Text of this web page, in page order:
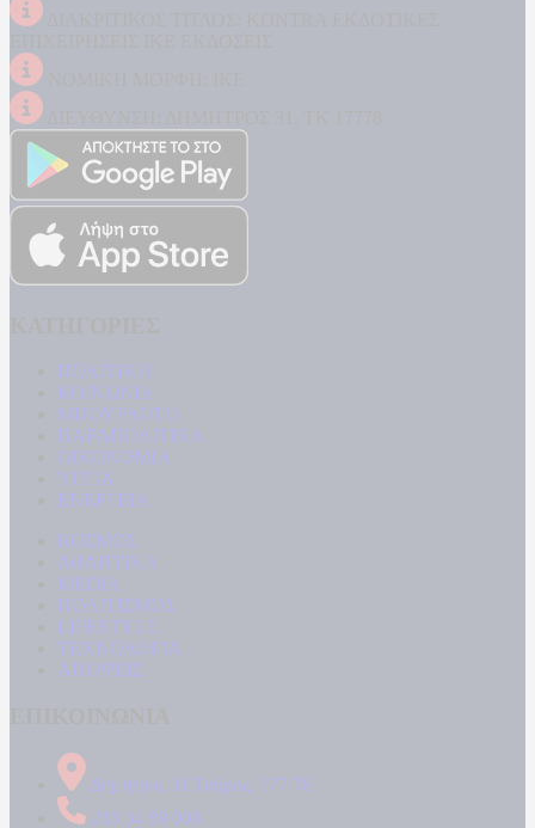
ΠΟΛΙΤΙΚΗ
ΚΟΙΝΩΝΙΑ
ΜΠΟΥΡΛΟΤΟ
ΠΑΡΑΠΟΛΙΤΙΚΑ
ΟΙΚΟΝΟΜΙΑ
ΥΓΕΙΑ
ΕΝΕΡΓΕΙΑ
ΚΟΣΜΟΣ
ΑΘΛΗΤΙΚΑ
MEDIA
ΠΟΛΙΤΙΣΜΟΣ
LIFESTYLE
ΤΕΧΝΟΛΟΓΙΑ
ΑΠΟΨΕΙΣ
Δήμητρος 31 Ταύρος, 177 78
210 34 89 000